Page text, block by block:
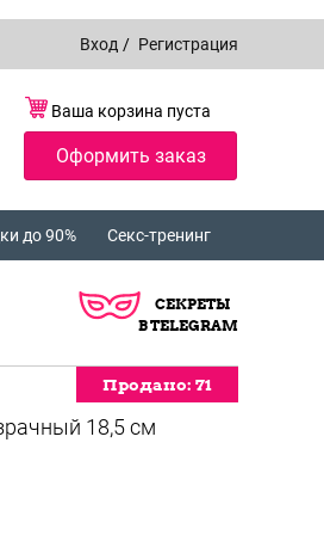
Вход / Регистрация
Ваша корзина пуста
Оформить заказ
до 90% Секс-тренинг
СЕКРЕТЫ
В TELEGRAM
Продано: 71
Продано: 71
Продано: 71
Продано: 71
Продано: 71
Продано: 71
Продано: 71
Продано: 71
Продано: 71
Продано: 71
Продано: 71